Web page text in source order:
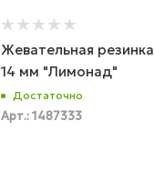
Жевательная резинка
14 мм "Лимонад"
Достаточно
Арт.: 1487333